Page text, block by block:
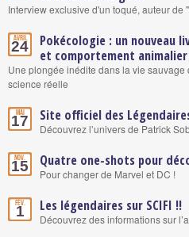
Interview exclusive d'un toqué, auteur de
Avril
24
Pokécologie : un nouveau
et comportement animalier
Une plongée inédite dans la vie sauvage
science réelle
Mai
17 Site officiel des
Découvrez l’univers de Patrick
Nov.
15 Quatre one-shots pour
Pour changer de Marvel et DC !
Fév.
1 Les légendaires sur SCIFI !!
Découvrez des informations sur